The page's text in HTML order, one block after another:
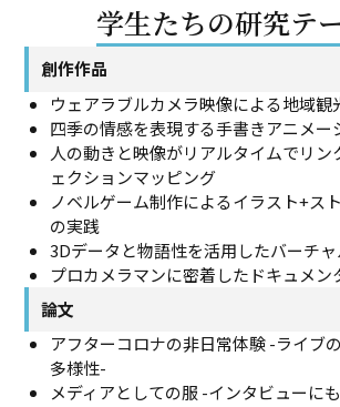
学生たちの研究テ
創作作品
ウェアラブルカメラ映像による地域観
四季の情感を表現する手書きアニメー
人の動きと映像がリアルタイムでリ
ェクションマッピング
ノベルゲーム制作によるイラスト+ス
の実践
3Dデータと物語性を活用したバーチ
プロカメラマンに密着したドキュメン
論文
アフターコロナの非日常体験 -ライブ
多様性-
メディアとしての服 -インタビューに